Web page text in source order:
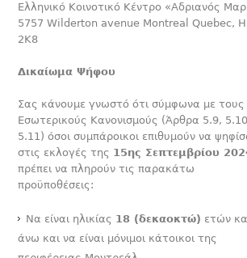
Ελληνικό Κοινοτικό Κέντρο «Αδριανός
5757 Wilderton avenue Montreal Quebec,
2K8
Δικαίωμα Ψήφου
Σας κάνουμε γνωστό ότι σύμφωνα με τους
Εσωτερικούς Κανονισμούς (Άρθρα 5.9,
5.11) όσοι συμπάροικοι επιθυμούν να
στις εκλογές της 15ης Σεπτεμβρίου
πρέπει να πληρούν τις παρακάτω
προϋποθέσεις:
Να είναι ηλικίας 18 (δεκαοκτώ) ετών
άνω και να είναι μόνιμοι κάτοικοι της